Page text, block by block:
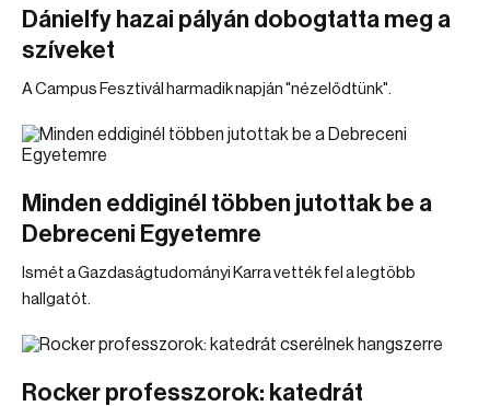
Dánielfy hazai pályán dobogtatta meg a
szíveket
A Campus Fesztivál harmadik napján "nézelődtünk".
Minden eddiginél többen jutottak be a
Debreceni Egyetemre
Ismét a Gazdaságtudományi Karra vették fel a legtöbb
hallgatót.
Rocker professzorok: katedrát